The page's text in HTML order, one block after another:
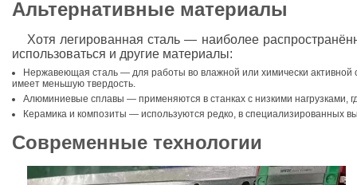
Альтернативные материалы
Хотя легированная сталь — наиболее
использоваться и другие материалы:
Нержавеющая сталь — для работы во влажной или химически активной
имеет меньшую твердость.
Алюминиевые сплавы — применяются в станках с низкими нагрузками,
Керамика и композиты — используются редко, в специализированных
Современные технологии